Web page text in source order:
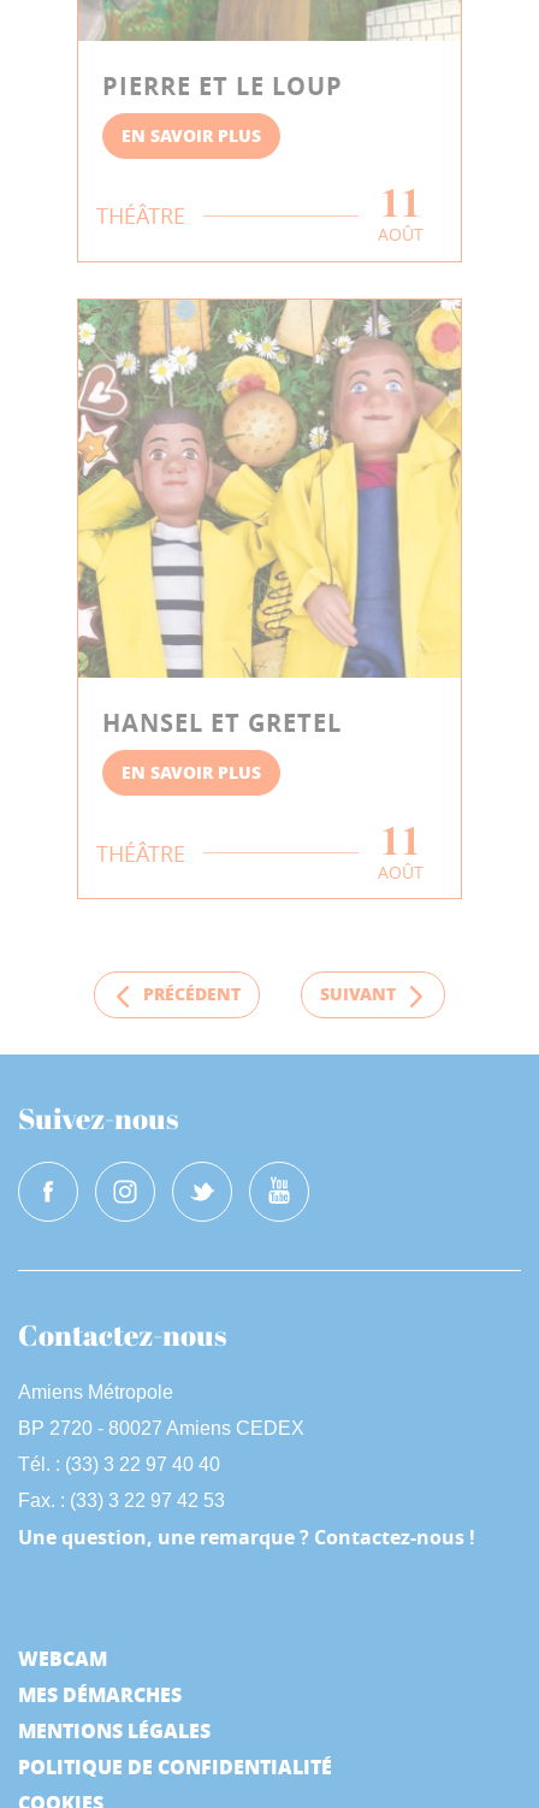
PIERRE ET LE LOUP
EN SAVOIR PLUS
THÉÂTRE 11
AOÛT
HANSEL ET GRETEL
EN SAVOIR PLUS
THÉÂTRE 11
AOÛT
PRÉCÉDENT SUIVANT
Suivez-nous
Contactez-nous
Amiens Métropole
BP 2720 - 80027 Amiens CEDEX
Tél. : (33) 3 22 97 40 40
Fax. : (33) 3 22 97 42 53
Une question, une remarque ? Contactez-nous !
WEBCAM
MES DÉMARCHES
MENTIONS LÉGALES
POLITIQUE DE CONFIDENTIALITÉ
COOKIES